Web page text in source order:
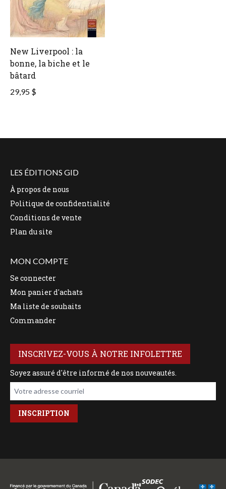
New Liverpool : la
bonne, la biche et le
bâtard
29,95 $
LES ÉDITIONS GID
À propos de nous
Politique de confidentialité
Conditions de vente
Plan du site
MON COMPTE
Se connecter
Mon panier d'achats
Ma liste de souhaits
Commander
INSCRIVEZ-VOUS À NOTRE INFOLETTRE
Soyez assuré d'être informé de nos nouveautés.
Votre adresse courriel